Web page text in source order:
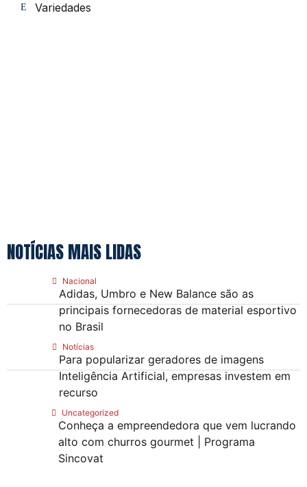
Variedades
NOTÍCIAS MAIS LIDAS
Nacional
Adidas, Umbro e New Balance são as
principais fornecedoras de material esportivo
no Brasil
Notícias
Para popularizar geradores de imagens
Inteligência Artificial, empresas investem em
recurso
Uncategorized
Conheça a empreendedora que vem lucrando
alto com churros gourmet | Programa
Sincovat